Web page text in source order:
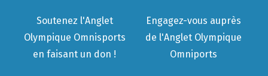
Soutenez l'Anglet
Olympique Omnisports
en faisant un don !
Engagez-vous auprès
de l'Anglet Olympique
Omniports